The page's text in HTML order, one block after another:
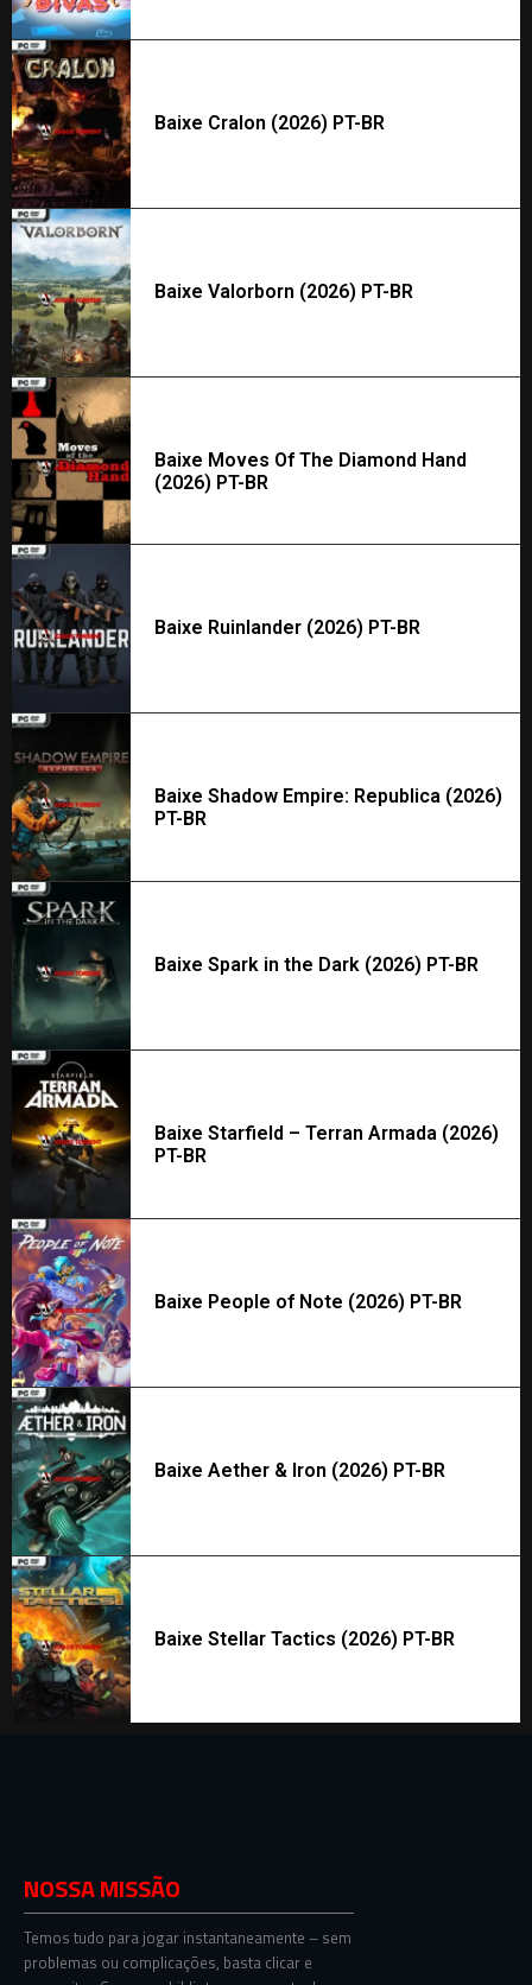
Baixe Cralon (2026) PT-BR
Baixe Valorborn (2026) PT-BR
Baixe Moves Of The Diamond Hand
(2026) PT-BR
Baixe Ruinlander (2026) PT-BR
Baixe Shadow Empire: Republica (2026)
PT-BR
Baixe Spark in the Dark (2026) PT-BR
Baixe Starfield – Terran Armada (2026)
PT-BR
Baixe People of Note (2026) PT-BR
Baixe Aether & Iron (2026) PT-BR
Baixe Stellar Tactics (2026) PT-BR
NOSSA MISSÃO
Temos tudo para jogar instantaneamente – sem
problemas ou complicações, basta clicar e